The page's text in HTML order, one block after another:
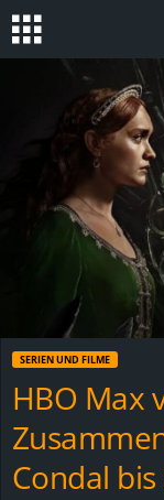
SERIEN UND FILME
HBO Max
Condal